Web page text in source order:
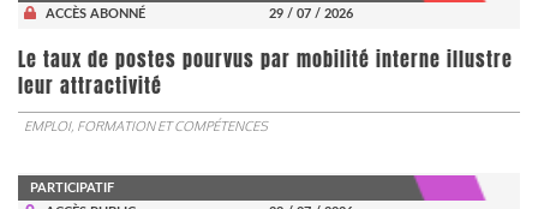
ACCÈS ABONNÉ
29 / 07 / 2026
Le taux de postes pourvus par mobilité interne illustre
leur attractivité
EMPLOI, FORMATION ET COMPÉTENCES
PARTICIPATIF